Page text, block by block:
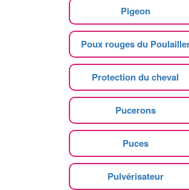
Pigeon
Poux rouges du
Protection du cheval
Pucerons
Puces
Pulvérisateur